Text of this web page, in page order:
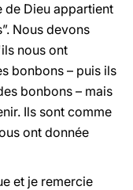
de Dieu appartient
Nous devons
nous ont
bonbons – puis ils
bonbons – mais
Ils sont comme
ont donnée
et je remercie